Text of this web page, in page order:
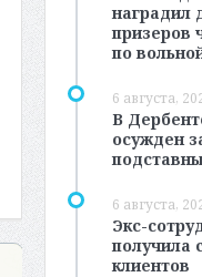
наградил
призеров
по
6 августа,
В
осужден
6 августа,
Экс-
получила
клиентов